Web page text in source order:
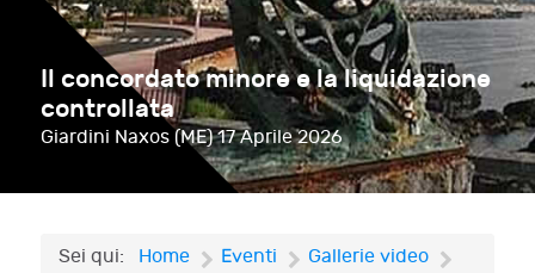
Il concordato minore e la liquidazione
controllata
Giardini Naxos (ME) 17 Aprile 2026
Sei qui: Home Eventi
Gallerie video